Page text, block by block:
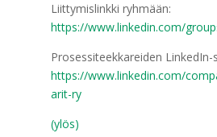
Liittymislinkki ryhmään:
https://www.linkedin.com/
Prosessiteekkareiden LinkedIn-
https://www.linkedin.com/
arit-ry
(ylös)